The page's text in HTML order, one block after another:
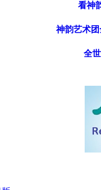
看神
神韵艺术
全